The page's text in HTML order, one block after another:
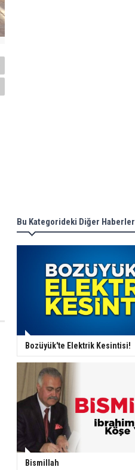
Bu Kategorideki Diğer Haberler
Bozüyük'te Elektrik Kesintisi!
Bismillah